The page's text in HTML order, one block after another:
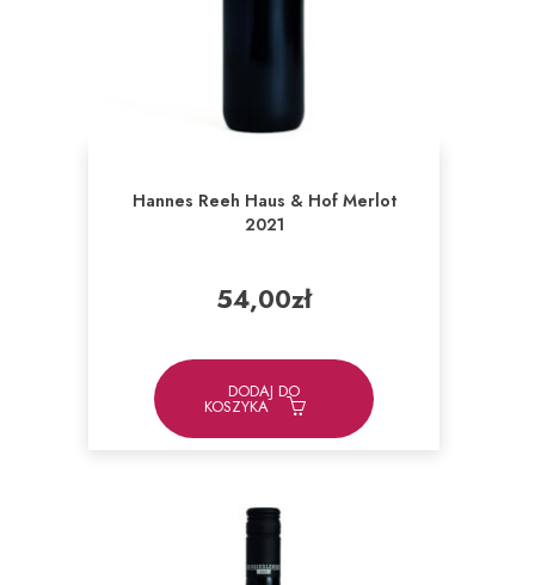
Hannes Reeh Haus & Hof Merlot
2021
54,00zł
DODAJ DO
KOSZYKA